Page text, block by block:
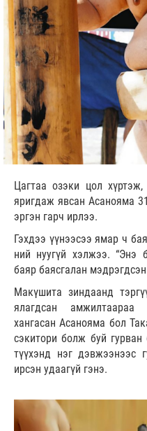
Цагтаа озэки цол
яригдаж явсан Асанояма
эргэн гарч ирлээ.
Гэхдээ үүнээсээ ямар ч
ний нуугүй хэлжээ. “Энэ
баяр баясгалан
Макүшита зиндаанд
ялагдсан
хангасан Асанояма бол
сэкитори болж буй
түүхэнд нэг дэвжээнээс
ирсэн удаагүй гэнэ.